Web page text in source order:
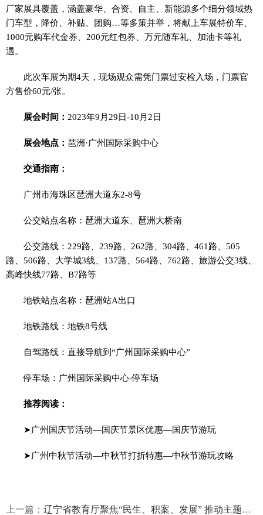
厂家展具覆盖，涵盖豪华、合资、自主、新能源多个细分领域热
门车型，降价、补贴、团购…等多策并举，将献上车展特价车、
1000元购车代金券、200元红包券、万元随车礼、加油卡等礼
遇。
此次车展为期4天，现场观众需凭门票过安检入场，门票官
方售价60元/张。
展会时间： 2023年9月29日-10月2日
展会地点： 琶洲·广州国际采购中心
交通指南：
广州市海珠区琶洲大道东2-8号
公交站点名称：琶洲大道东、琶洲大桥南
公交路线：229路、239路、262路、304路、461路、505
路、506路、大学城3线、137路、564路、762路、旅游公交3线、
高峰快线77路、B7路等
地铁站点名称：琶洲站A出口
地铁路线：地铁8号线
自驾路线：直接导航到“广州国际采购中心”
停车场：广州国际采购中心-停车场
推荐阅读：
➤广州国庆节活动—国庆节景区优惠—国庆节游玩
➤广州中秋节活动—中秋节打折特惠—中秋节游玩攻略
上一篇： 辽宁省教育厅聚焦“民生、积案、发展” 推动主题教育走深走实